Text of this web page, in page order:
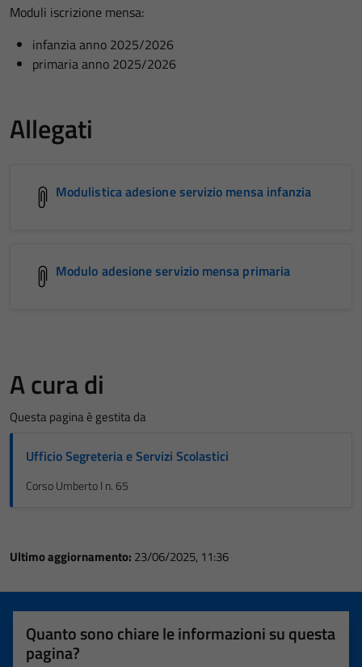
Moduli iscrizione mensa:
infanzia anno 2025/2026
primaria anno 2025/2026
Allegati
Modulistica adesione servizio mensa infanzia
Modulo adesione servizio mensa primaria
A cura di
Questa pagina è gestita da
Ufficio Segreteria e Servizi Scolastici
Corso Umberto I n. 65
Ultimo aggiornamento: 23/06/2025, 11:36
Quanto sono chiare le informazioni su questa
pagina?